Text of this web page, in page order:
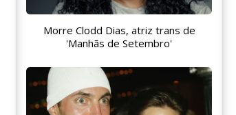
Morre Clodd Dias, atriz trans de
'Manhãs de Setembro'